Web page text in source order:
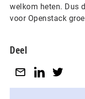
welkom heten. Dus
voor Openstack
Deel